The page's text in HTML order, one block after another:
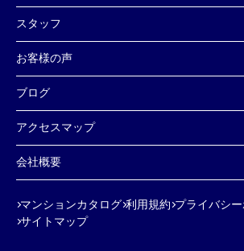
スタッフ
お客様の声
ブログ
アクセスマップ
会社概要
マンションカタログ 利用規約 プライバシ
サイトマップ